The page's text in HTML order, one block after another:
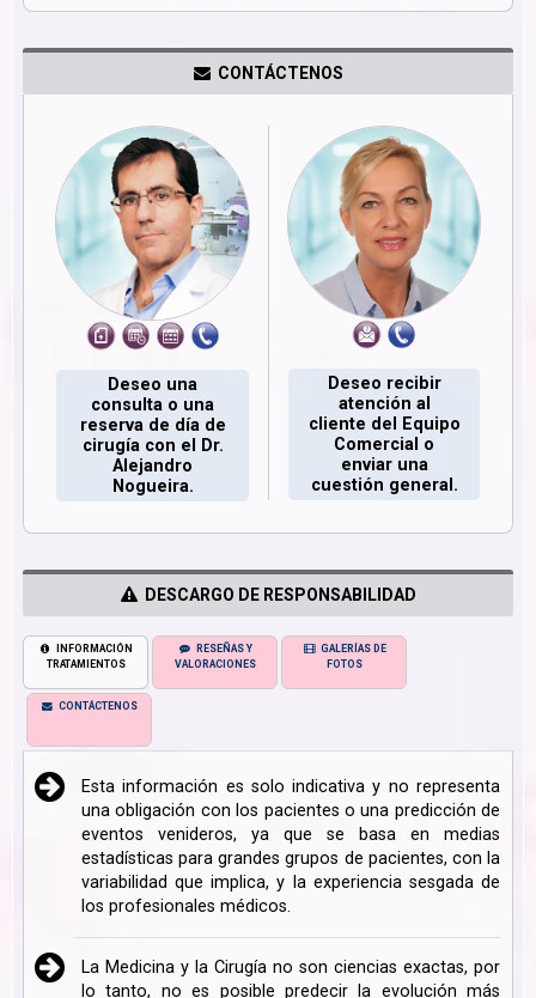
CONTÁCTENOS
Deseo una
consulta o una
reserva de día de
cirugía con el Dr.
Alejandro
Nogueira.
Deseo recibir
atención al
cliente del Equipo
Comercial o
enviar una
cuestión general.
DESCARGO DE RESPONSABILIDAD
INFORMACIÓN
TRATAMIENTOS
RESEÑAS Y
VALORACIONES
GALERÍAS DE
FOTOS
CONTÁCTENOS
Esta información es solo indicativa y no representa
una obligación con los pacientes o una predicción de
eventos venideros, ya que se basa en medias
estadísticas para grandes grupos de pacientes, con la
variabilidad que implica, y la experiencia sesgada de
los profesionales médicos.
La Medicina y la Cirugía no son ciencias exactas, por
lo tanto, no es posible predecir la evolución más